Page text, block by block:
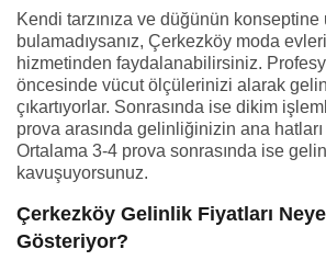
Kendi tarzınıza ve düğünün
bulamadıysanız, Çerkezköy moda
hizmetinden faydalanabilirsiniz.
öncesinde vücut ölçülerinizi alarak
çıkartıyorlar. Sonrasında ise dikim
prova arasında gelinliğinizin ana
Ortalama 3-4 prova sonrasında ise
kavuşuyorsunuz.
Çerkezköy Gelinlik Fiyatları
Gösteriyor?